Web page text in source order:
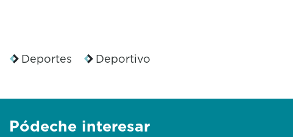
Deportes Deportivo
Pódeche interesar